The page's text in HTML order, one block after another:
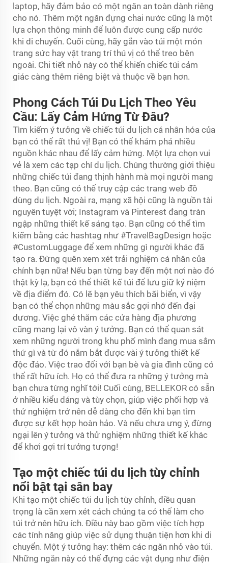
laptop, hãy đảm bảo có một ngăn an toàn dành riêng
cho nó. Thêm một ngăn đựng chai nước cũng là một
lựa chọn thông minh để luôn được cung cấp nước
khi di chuyển. Cuối cùng, hãy gắn vào túi một món
trang sức hay vật trang trí thú vị có thể treo bên
ngoài. Chi tiết nhỏ này có thể khiến chiếc túi cảm
giác càng thêm riêng biệt và thuộc về bạn hơn.
Phong Cách Túi Du Lịch Theo Yêu
Cầu: Lấy Cảm Hứng Từ Đâu?
Tìm kiếm ý tưởng về chiếc túi du lịch cá nhân hóa của
bạn có thể rất thú vị! Bạn có thể khám phá nhiều
nguồn khác nhau để lấy cảm hứng. Một lựa chọn vui
vẻ là xem các tạp chí du lịch. Chúng thường giới thiệu
những chiếc túi đang thịnh hành mà mọi người mang
theo. Bạn cũng có thể truy cập các trang web đồ
dùng du lịch. Ngoài ra, mạng xã hội cũng là nguồn tài
nguyên tuyệt vời; Instagram và Pinterest đang tràn
ngập những thiết kế sáng tạo. Bạn cũng có thể tìm
kiếm bằng các hashtag như #TravelBagDesign hoặc
#CustomLuggage để xem những gì người khác đã
tạo ra. Đừng quên xem xét trải nghiệm cá nhân của
chính bạn nữa! Nếu bạn từng bay đến một nơi nào đó
thật kỳ lạ, bạn có thể thiết kế túi để lưu giữ kỷ niệm
về địa điểm đó. Có lẽ bạn yêu thích bãi biển, vì vậy
bạn có thể chọn những màu sắc gợi nhớ đến đại
dương. Việc ghé thăm các cửa hàng địa phương
cũng mang lại vô vàn ý tưởng. Bạn có thể quan sát
xem những người trong khu phố mình đang mua sắm
thứ gì và từ đó nắm bắt được vài ý tưởng thiết kế
độc đáo. Việc trao đổi với bạn bè và gia đình cũng có
thể rất hữu ích. Họ có thể đưa ra những ý tưởng mà
bạn chưa từng nghĩ tới! Cuối cùng, BELLEKOR có sẵn
ở nhiều kiểu dáng và tùy chọn, giúp việc phối hợp và
thử nghiệm trở nên dễ dàng cho đến khi bạn tìm
được sự kết hợp hoàn hảo. Và nếu chưa ưng ý, đừng
ngại lên ý tưởng và thử nghiệm những thiết kế khác
để khơi gợi trí tưởng tượng!
Tạo một chiếc túi du lịch tùy chỉnh
nổi bật tại sân bay
Khi tạo một chiếc túi du lịch tùy chỉnh, điều quan
trọng là cần xem xét cách chúng ta có thể làm cho
túi trở nên hữu ích. Điều này bao gồm việc tích hợp
các tính năng giúp việc sử dụng thuận tiện hơn khi di
chuyển. Một ý tưởng hay: thêm các ngăn nhỏ vào túi.
Những ngăn này có thể đựng các vật dụng như điện